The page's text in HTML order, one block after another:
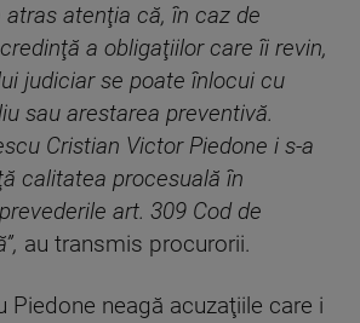
atras atenţia că, în caz de
a obligaţiilor care îi revin,
judiciar se poate înlocui cu
sau arestarea preventivă.
Cristian Victor Piedone i s-a
calitatea procesuală în
art. 309 Cod de
au transmis procurorii.
Piedone neagă acuzaţiile care i